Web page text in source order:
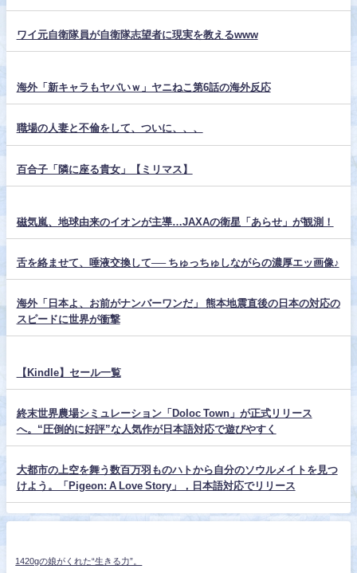
ワイ元自衛隊員が自衛隊志望者に現実を教えるwww
海外「新キャラもヤバいｗ」ヤニねこ第6話の海外反応
職場の人妻と不倫をして、ついに、、、
百合子「隣に座る貴女」【ミリマス】
磁気嵐、地球由来のイオンが主導…JAXAの衛星「あらせ」が観測！
舌を絡ませて、唾液交換して── ちゅっちゅしながらの濃厚エッ画像♪
海外「日本よ、お前がナンバーワンだ」 熊本地震直後の日本の対応の
スピードに世界が衝撃
【Kindle】セール一覧
終末世界農場シミュレーション「Doloc Town」が正式リリース
へ。“圧倒的に好評”な人気作が日本語対応で遊びやすく
大都市の上空を舞う数百万羽ものハトから自分のソウルメイトを見つ
けよう。「Pigeon: A Love Story」，日本語対応でリリース
1420gの娘がくれた“生きる力”。